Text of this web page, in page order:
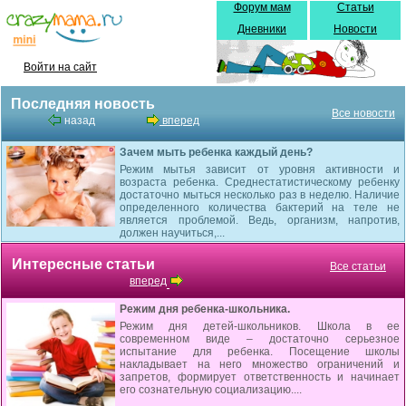
Войти на сайт
Форум мам
Дневники
Статьи
Новости
Последняя новость
назад вперед
Все новости
Зачем мыть ребенка каждый день?
Режим мытья зависит от уровня активности и
возраста ребенка. Среднестатистическому ребенку
достаточно мыться несколько раз в неделю. Наличие
определенного количества бактерий на теле не
является проблемой. Ведь, организм, напротив,
должен научиться,...
Интересные статьи
вперед
Все статьи
Режим дня ребенка-школьника.
Режим дня детей-школьников. Школа в ее
современном виде – достаточно серьезное
испытание для ребенка. Посещение школы
накладывает на него множество ограничений и
запретов, формирует ответственность и начинает
его сознательную социализацию....